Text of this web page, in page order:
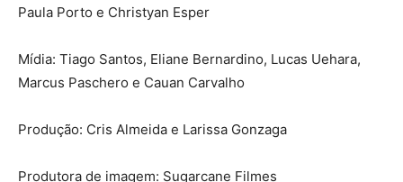
Paula Porto e Christyan Esper
Mídia: Tiago Santos, Eliane Bernardino, Lucas Uehara,
Marcus Paschero e Cauan Carvalho
Produção: Cris Almeida e Larissa Gonzaga
Produtora de imagem: Sugarcane Filmes